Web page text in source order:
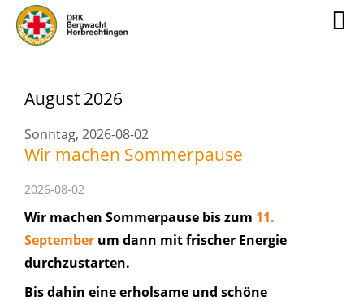
August 2026
Sonntag, 2026-08-02
Wir machen Sommerpause
2026-08-02
Wir machen Sommerpause bis zum 11.
September um dann mit frischer Energie
durchzustarten.
Bis dahin eine erholsame und schöne